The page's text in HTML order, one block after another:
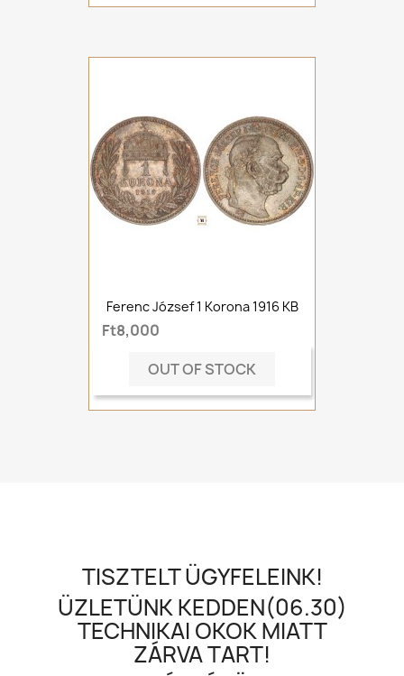
Ferenc József 1 Korona 1916 KB
Ft8,000
OUT OF STOCK
TISZTELT ÜGYFELEINK!
ÜZLETÜNK KEDDEN(06.30)
TECHNIKAI OKOK MIATT
ZÁRVA TART!